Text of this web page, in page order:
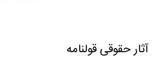
آثار حقوقی قولنامه